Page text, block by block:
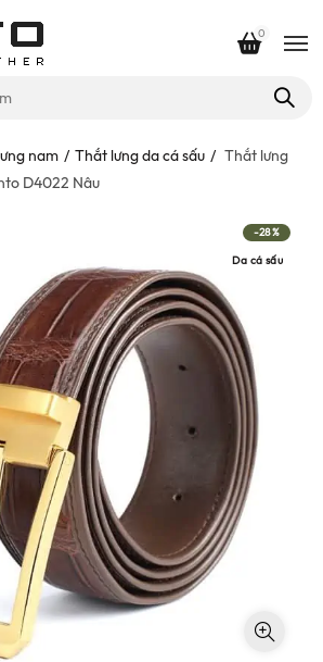
0
nam Thắt lưng da cá sấu
Thắt lưng
D4022 Nâu
-28%
Da cá sấu